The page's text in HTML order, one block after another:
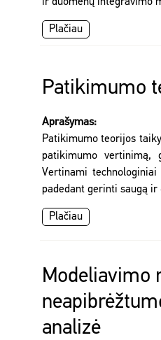
Plačiau
Patikimumo
Aprašymas:
Patikimumo teorijos
patikimumo vertinimą,
Vertinami
padedant gerinti saugą
Plačiau
Modeliavimo
analizė